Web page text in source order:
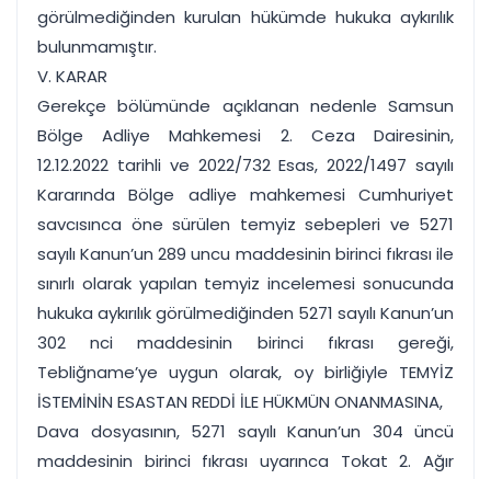
görülmediğinden kurulan hükümde hukuka aykırılık
bulunmamıştır.
V. KARAR
Gerekçe bölümünde açıklanan nedenle Samsun
Bölge Adliye Mahkemesi 2. Ceza Dairesinin,
12.12.2022 tarihli ve 2022/732 Esas, 2022/1497 sayılı
Kararında Bölge adliye mahkemesi Cumhuriyet
savcısınca öne sürülen temyiz sebepleri ve 5271
sayılı Kanun’un 289 uncu maddesinin birinci fıkrası ile
sınırlı olarak yapılan temyiz incelemesi sonucunda
hukuka aykırılık görülmediğinden 5271 sayılı Kanun’un
302 nci maddesinin birinci fıkrası gereği,
Tebliğname’ye uygun olarak, oy birliğiyle TEMYİZ
İSTEMİNİN ESASTAN REDDİ İLE HÜKMÜN ONANMASINA,
Dava dosyasının, 5271 sayılı Kanun’un 304 üncü
maddesinin birinci fıkrası uyarınca Tokat 2. Ağır